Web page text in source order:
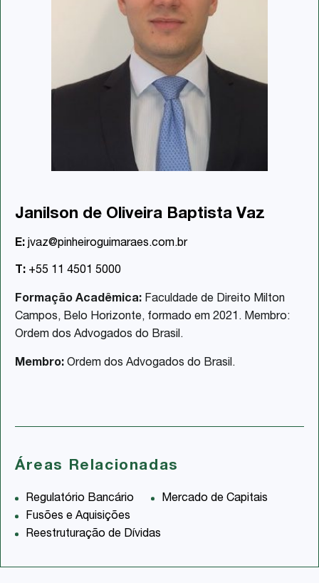
Janilson de Oliveira Baptista Vaz
E: jvaz@pinheiroguimaraes.com.br
T: +55 11 4501 5000
Formação Acadêmica: Faculdade de Direito Milton
Campos, Belo Horizonte, formado em 2021. Membro:
Ordem dos Advogados do Brasil.
Membro: Ordem dos Advogados do Brasil.
Áreas Relacionadas
Regulatório Bancário
Mercado de Capitais
Fusões e Aquisições
Reestruturação de Dívidas